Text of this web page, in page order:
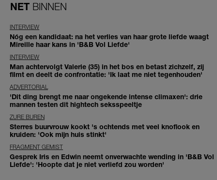
NET BINNEN
INTERVIEW
Nóg een kandidaat: na het verlies van haar grote liefde waagt
Mireille haar kans in 'B&B Vol Liefde'
INTERVIEW
Man achtervolgt Valerie (35) in het bos en betast zichzelf, zij
filmt en deelt de confrontatie: 'Ik laat me niet tegenhouden'
ADVERTORIAL
'Dit ding brengt me naar ongekende intense climaxen': drie
mannen testen dit hightech seksspeeltje
ZURE BUREN
Sterres buurvrouw kookt 's ochtends met veel knoflook en
kruiden: 'Ook mijn huis stinkt'
FRAGMENT GEMIST
Gesprek Iris en Edwin neemt onverwachte wending in 'B&B Vol
Liefde': 'Hoopte dat je niet verliefd zou worden'